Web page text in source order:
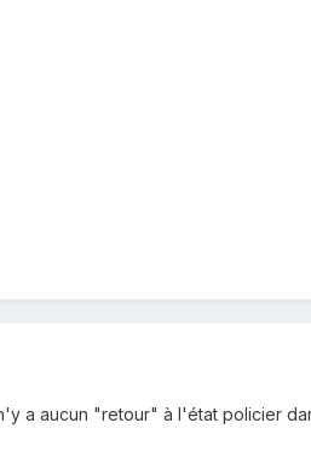
a aucun "retour" à l'état policier